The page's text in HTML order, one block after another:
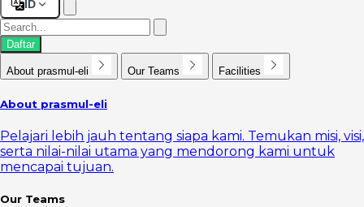
ID
Daftar
About prasmul-eli Our Teams Facilities
About prasmul-eli
Pelajari lebih jauh tentang siapa kami. Temukan misi, visi,
serta nilai-nilai utama yang mendorong kami untuk
mencapai tujuan.
Our Teams